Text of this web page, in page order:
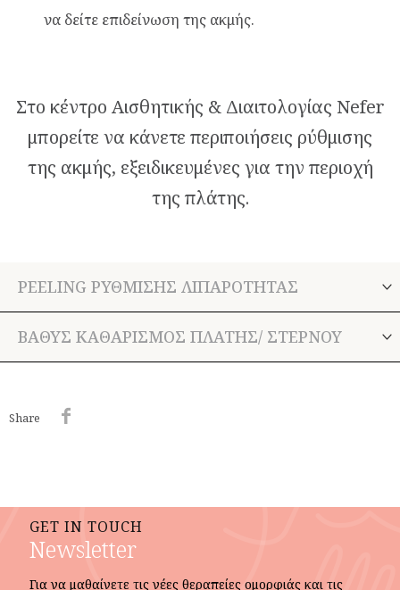
να δείτε επιδείνωση της ακμής.
Στο κέντρο Αισθητικής & Διαιτολογίας Νefer
μπορείτε να κάνετε περιποιήσεις ρύθμισης
της ακμής, εξειδικευμένες για την περιοχή
της πλάτης.
PEELING ΡΎΘΜΙΣΗΣ ΛΙΠΑΡΌΤΗΤΑΣ
ΒΑΘΎΣ ΚΑΘΑΡΙΣΜΌΣ ΠΛΆΤΗΣ/ ΣΤΈΡΝΟΥ
Share
GET IN TOUCH
Newsletter
Για να μαθαίνετε τις νέες θεραπείες ομορφιάς και τις